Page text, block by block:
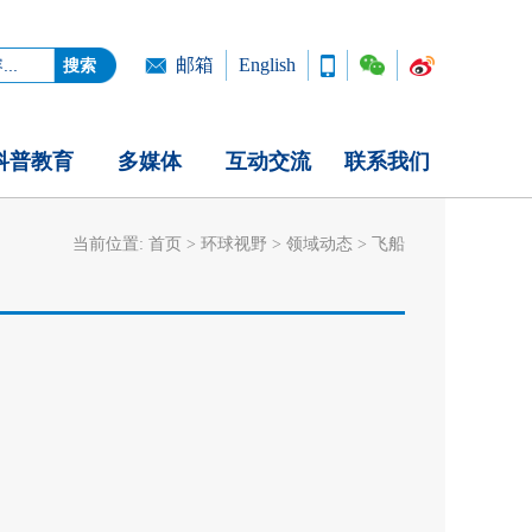
邮箱 English
普教育 多媒体 互动交流 联系我们
当前位置: 首页 > 环球视野 > 领域动态 > 飞船